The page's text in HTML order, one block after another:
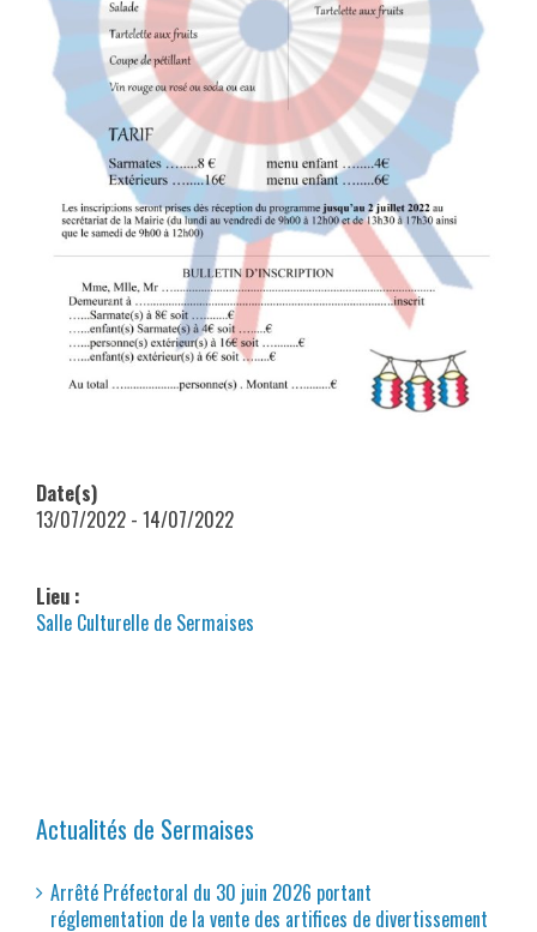
Date(s)
13/07/2022 - 14/07/2022
Lieu :
Salle Culturelle de Sermaises
Actualités de Sermaises
Arrêté Préfectoral du 30 juin 2026 portant
réglementation de la vente des artifices de divertissement